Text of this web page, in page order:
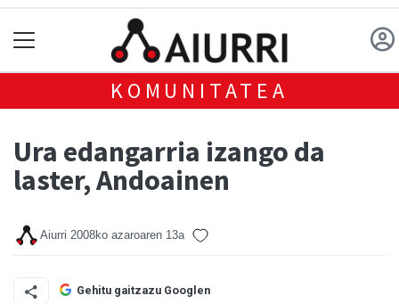
KOMUNITATEA
Ura edangarria izango da
laster, Andoainen
Aiurri 2008ko azaroaren 13a
Gehitu gaitzazu Googlen